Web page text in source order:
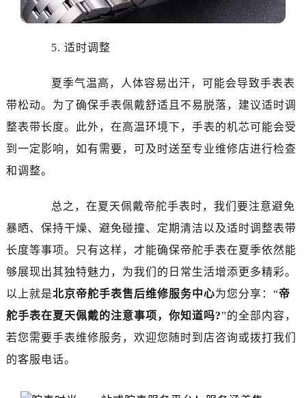
5. 适时调整
夏季气温高，人体容易出汗，可能会导致手表表
带松动。为了确保手表佩戴舒适且不易脱落，建议适时调
整表带长度。此外，在高温环境下，手表的机芯可能会受
到一定影响，如有需要，可及时送至专业维修店进行检查
和调整。
总之，在夏天佩戴帝舵手表时，我们要注意避免
暴晒、保持干燥、避免碰撞、定期清洁以及适时调整表带
长度等事项。只有这样，才能确保帝舵手表在夏季依然能
够展现出其独特魅力，为我们的日常生活增添更多精彩。
以上就是北京帝舵手表售后维修服务中心为您分享：“帝
舵手表在夏天佩戴的注意事项，你知道吗?”的全部内容，
若您需要手表维修服务，欢迎您随时到店咨询或拨打我们
的客服电话。